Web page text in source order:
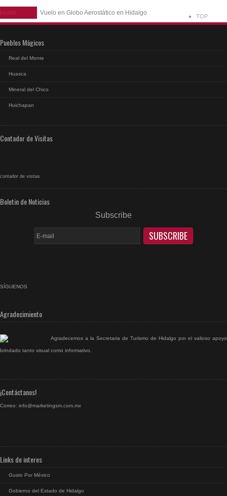
Home Vuelo en Globo Aerostático en Hidalgo TOP
Pueblos Mágicos
Real del Monte
Huasca
Mineral del Chico
Huichapan
Contador de Visitas
contador de visitas
Boletin de Noticias
Subscribe
SÍGUENOS
Agradecimiento
Agradecemos a la Secretaria de Turismo de Hidalgo por el valioso apoyo
brindado tanto visual como informativo.
¡Contáctanos!
Correo: info@marketingsm.com.mx
Links de interes
Gusto Por México
Gobierno del Estado de Hidalgo